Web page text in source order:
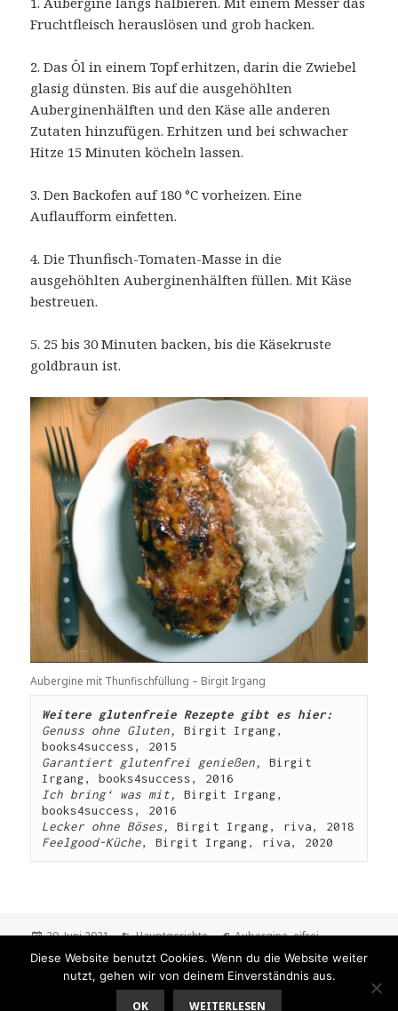
Fruchtfleisch herauslösen und grob hacken.
2. Das Öl in einem Topf erhitzen, darin die Zwiebel
glasig dünsten. Bis auf die ausgehöhlten
Auberginenhälften und den Käse alle anderen
Zutaten hinzufügen. Erhitzen und bei schwacher
Hitze 15 Minuten köcheln lassen.
3. Den Backofen auf 180 °C vorheizen. Eine
Auflaufform einfetten.
4. Die Thunfisch-Tomaten-Masse in die
ausgehöhlten Auberginenhälften füllen. Mit Käse
bestreuen.
5. 25 bis 30 Minuten backen, bis die Käsekruste
goldbraun ist.
Aubergine mit Thunfischfüllung – Birgit Irgang
Weitere glutenfreie Rezepte gibt es hier:
Genuss ohne Gluten, Birgit Irgang,
books4success, 2015
Garantiert glutenfrei genießen, Birgit
Irgang, books4success, 2016
Ich bring‘ was mit, Birgit Irgang,
books4success, 2016
Lecker ohne Böses, Birgit Irgang, riva, 2018
Feelgood-Küche, Birgit Irgang, riva, 2020
Veröffentlicht
am
29. Juni 2021 Kategorien
Hauptgerichte Schlagwörter
Aubergine,eifrei,
glutenfrei,Hauptgericht, laktosefrei ,mediterran,nussfrei,sojafrei,
Thunfisch überbacken
Diese Website benutzt Cookies. Wenn du die Website weiter
nutzt, gehen wir von deinem Einverständnis aus.
OK WEITERLESEN